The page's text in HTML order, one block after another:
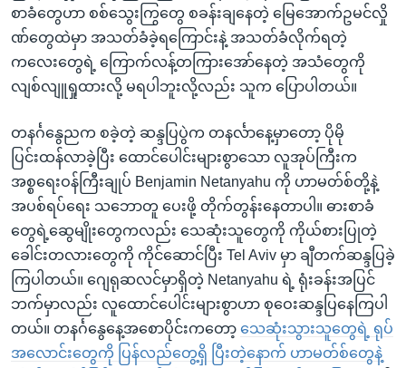
စာခံတွေဟာ စစ်သွေးကြွတွေ စခန်းချနေတဲ့ မြေအောက်ဥမင်လှို
ဏ်တွေထဲမှာ အသတ်ခံခဲ့ရကြောင်းနဲ့ အသတ်ခံလိုက်ရတဲ့
ကလေးတွေရဲ့ ကြောက်လန့်တကြားအော်နေတဲ့ အသံတွေကို
လျစ်လျူရှုထားလို့ မရပါဘူးလို့လည်း သူက ပြောပါတယ်။
တနင်္ဂနွေညက စခဲ့တဲ့ ဆန္ဒပြပွဲက တနင်္လာနေ့မှာတော့ ပိုမို
ပြင်းထန်လာခဲ့ပြီး ထောင်ပေါင်းများစွာသော လူအုပ်ကြီးက
အစ္စရေးဝန်ကြီးချုပ် Benjamin Netanyahu ကို ဟာမတ်စ်တို့နဲ့
အပစ်ရပ်ရေး သဘောတူ ပေးဖို့ တိုက်တွန်းနေတာပါ။ ဓားစာခံ
တွေရဲ့ဆွေမျိုးတွေကလည်း သေဆုံးသူတွေကို ကိုယ်စားပြုတဲ့
ခေါင်းတလားတွေကို ကိုင်ဆောင်ပြီး Tel Aviv မှာ ချီတက်ဆန္ဒပြခဲ့
ကြပါတယ်။ ဂျေရုဆလင်မှာရှိတဲ့ Netanyahu ရဲ့ ရုံးခန်းအပြင်
ဘက်မှာလည်း လူထောင်ပေါင်းများစွာဟာ စုဝေးဆန္ဒပြနေကြပါ
တယ်။ တနင်္ဂနွေနေ့အစောပိုင်းကတော့ သေဆုံးသွားသူတွေရဲ့ ရုပ်
အလောင်းတွေကို ပြန်လည်တွေ့ရှိ ပြီးတဲ့နောက် ဟာမတ်စ်တွေနဲ့